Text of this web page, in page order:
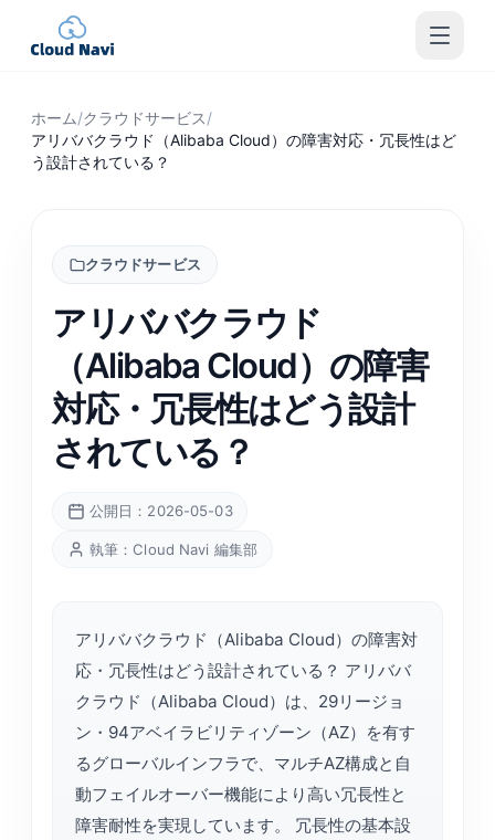
ホーム/クラウドサービス/
アリババクラウド（Alibaba Cloud）の障害対応・冗長性はど
う設計されている？
クラウドサービス
アリババクラウド
（Alibaba Cloud）の障害
対応・冗長性はどう設計
されている？
公開日：2026-05-03
執筆：Cloud Navi 編集部
アリババクラウド（Alibaba Cloud）の障害対
応・冗長性はどう設計されている？ アリババ
クラウド（Alibaba Cloud）は、29リージョ
ン・94アベイラビリティゾーン（AZ）を有す
るグローバルインフラで、マルチAZ構成と自
動フェイルオーバー機能により高い冗長性と
障害耐性を実現しています。 冗長性の基本設